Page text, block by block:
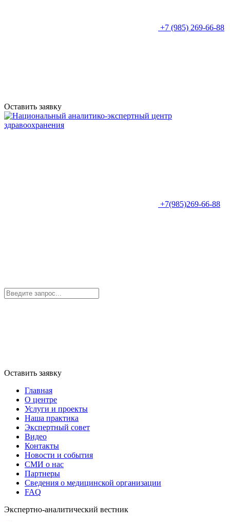
+7 (985) 269-66-88
Оставить заявку
+7(985)269-66-88
Оставить заявку
Главная
О центре
Услуги и проекты
Наша практика
Экспертный совет
Видео
Контакты
Новости и события
СМИ о нас
Партнеры
Сведения о медицинской организации
FAQ
Экспертно-аналитический вестник